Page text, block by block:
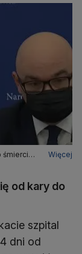
śmierci
Więcej
od kary do
szpital
dni od